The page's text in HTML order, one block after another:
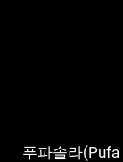
푸파솔라